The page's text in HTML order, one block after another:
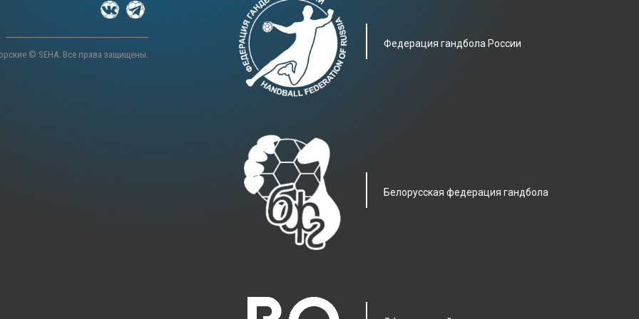
© SEHA. Все права защищены.
Фeдерация гандбола России
Белорусская федерация гандбола